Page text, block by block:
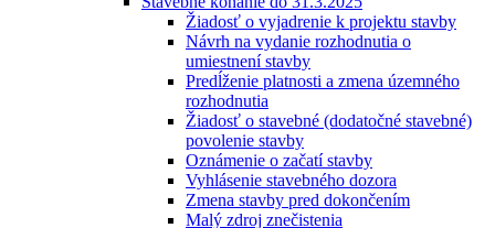
Žiadosť o vyjadrenie k projektu stavby
Návrh na vydanie rozhodnutia o
umiestnení stavby
Predĺženie platnosti a zmena územného
rozhodnutia
Žiadosť o stavebné (dodatočné stavebné)
povolenie stavby
Oznámenie o začatí stavby
Vyhlásenie stavebného dozora
Zmena stavby pred dokončením
Malý zdroj znečistenia